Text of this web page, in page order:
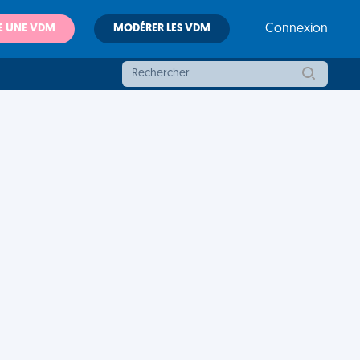
UNE VDM MODÉRER LES VDM Connexion